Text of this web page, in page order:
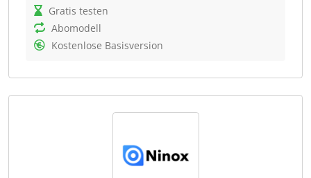
integrieren.
Auszug der Funktionen von taxado:
Jobbörsen, LinkedIn, Google usw.
KI-gesteuerte "Magic Ads" für zielgenaue
Gratis testen
Abomodell
Kostenlose Basisversion